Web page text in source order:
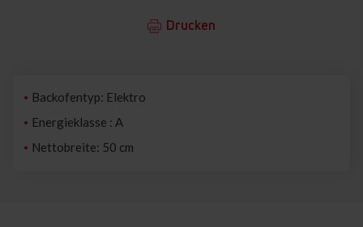
Drucken
Backofentyp: Elektro
Energieklasse : A
Nettobreite: 50 cm